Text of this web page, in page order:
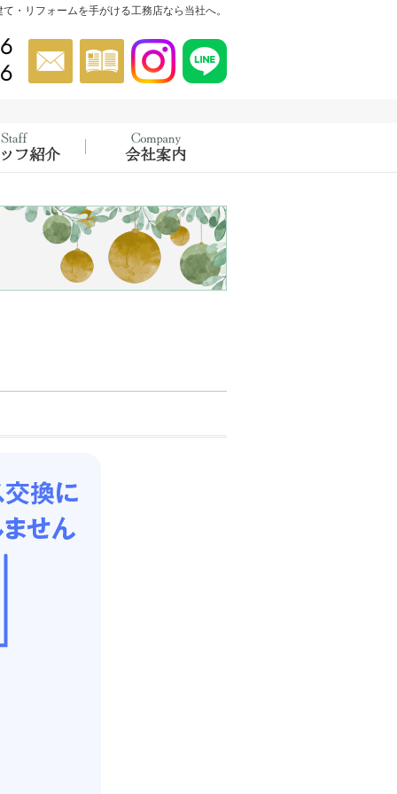
・リフォームを手がける工務店なら当社へ。
046-854-5556
022-302-4456
資料請求 Instagram